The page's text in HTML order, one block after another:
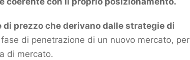
prezzo che derivano dalle strategie di
di penetrazione di un nuovo mercato, per
di mercato.